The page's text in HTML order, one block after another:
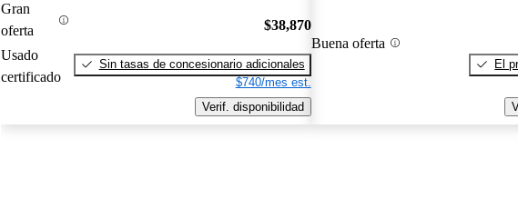
Gran
oferta
Usado
certificado
$38,870
Sin tasas de concesionario adicionales
$740/mes est.
Verif. disponibilidad
Buena oferta
El